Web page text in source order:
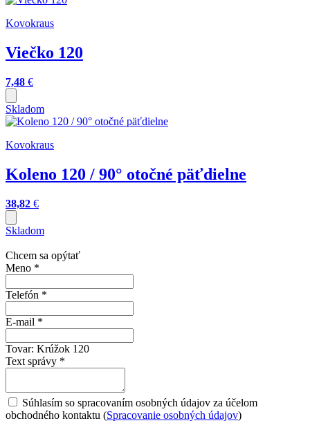
Kovokraus
Viečko 120
7,48 €
Skladom
Kovokraus
Koleno 120 / 90° otočné päťdielne
38,82 €
Skladom
Chcem sa opýtať
Meno *
Telefón *
E-mail *
Tovar: Krúžok 120
Text správy *
Súhlasím so spracovaním osobných údajov za účelom
obchodného kontaktu (Spracovanie osobných údajov)